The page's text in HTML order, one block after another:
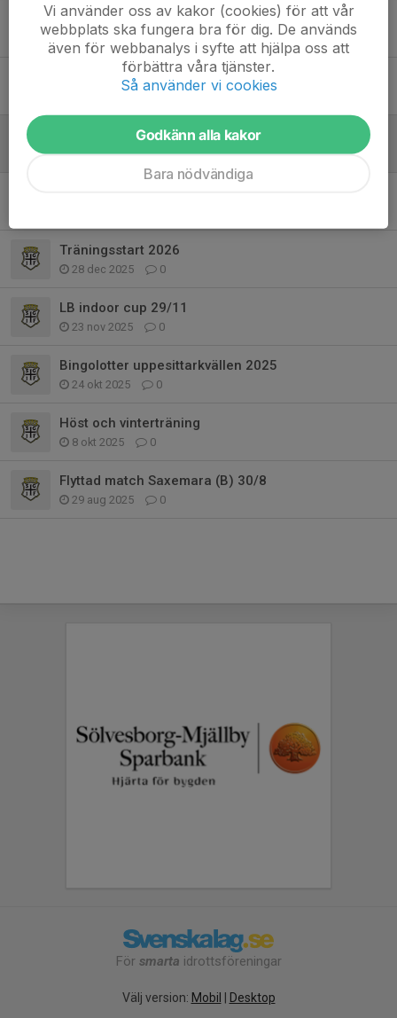
Försäsongscup Osby 21/3
18 mar, 19:48 0
Försäljning från Kakservice
Föräldramöte torsdagen den 29/1
16 jan, 16:26 0
Träningsstart 2026
28 dec 2025 0
LB indoor cup 29/11
23 nov 2025 0
Bingolotter uppesittarkvällen 2025
24 okt 2025 0
Höst och vinterträning
8 okt 2025 0
Flyttad match Saxemara (B) 30/8
29 aug 2025 0
För smarta idrottsföreningar
Välj version: Mobil | Desktop
Vi använder oss av kakor (cookies) för att vår
webbplats ska fungera bra för dig. De används
även för webbanalys i syfte att hjälpa oss att
förbättra våra tjänster.
Så använder vi cookies
Godkänn alla kakor
Bara nödvändiga